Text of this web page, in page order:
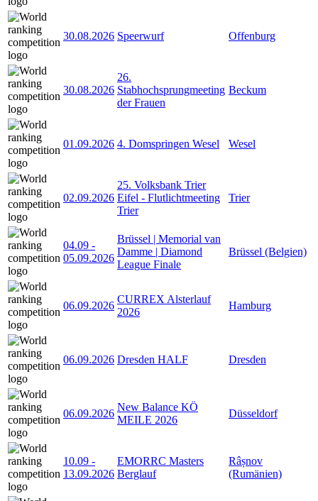
30.08.2026 Speerwurf Offenburg
30.08.2026
26.
Stabhochsprungmeeting
der Frauen
Beckum
01.09.2026 4. Domspringen Wesel Wesel
02.09.2026
25. Volksbank Trier
Eifel - Flutlichtmeeting
Trier
Trier
04.09 -
05.09.2026
Brüssel | Memorial van
Damme | Diamond
League Finale
Brüssel (Belgien)
06.09.2026
CURREX Alsterlauf
2026
Hamburg
06.09.2026 Dresden HALF Dresden
06.09.2026
New Balance KÖ
MEILE 2026
Düsseldorf
10.09 -
13.09.2026
EMORRC Masters
Berglauf
Râșnov
(Rumänien)